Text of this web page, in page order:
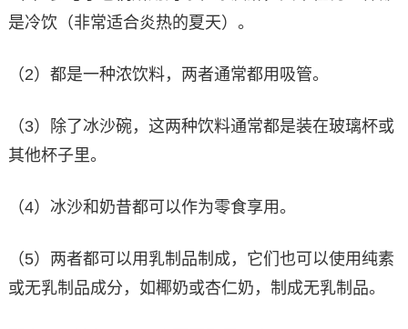
是冷饮（非常适合炎热的夏天）。
（2）都是一种浓饮料，两者通常都用吸管。
（3）除了冰沙碗，这两种饮料通常都是装在玻璃杯或
其他杯子里。
（4）冰沙和奶昔都可以作为零食享用。
（5）两者都可以用乳制品制成，它们也可以使用纯素
或无乳制品成分，如椰奶或杏仁奶，制成无乳制品。